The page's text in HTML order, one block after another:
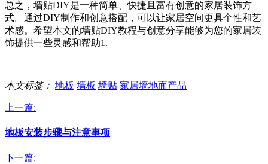
总之，墙贴DIY是一种简单、快捷且富有创意的家居装饰方
式。通过DIY制作和创意搭配，可以让家居空间更具个性和艺
术感。希望本文的墙贴DIY教程与创意分享能够为您的家居装
饰提供一些灵感和帮助1.
本文标签： 地板 墙板 墙贴 家居墙地面产品
上一篇:
地板安装步骤与注意事项
下一篇: